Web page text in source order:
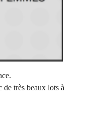
de très beaux lots à